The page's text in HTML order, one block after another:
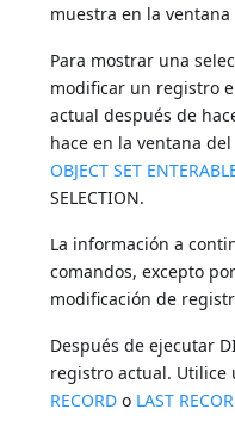
muestra en la
Para mostrar una
modificar un registro
actual después de
hace en la ventana
OBJECT SET
SELECTION.
La información a
comandos, excepto
modificación de
Después de ejecutar
registro actual. Utilice
RECORD o LAST